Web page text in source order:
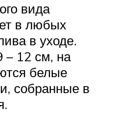
вида
в любых
в уходе.
– 12 см, на
белые
собранные в